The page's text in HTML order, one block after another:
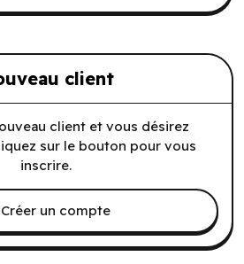
client
client et vous désirez
sur le bouton pour vous
inscrire.
Créer un compte